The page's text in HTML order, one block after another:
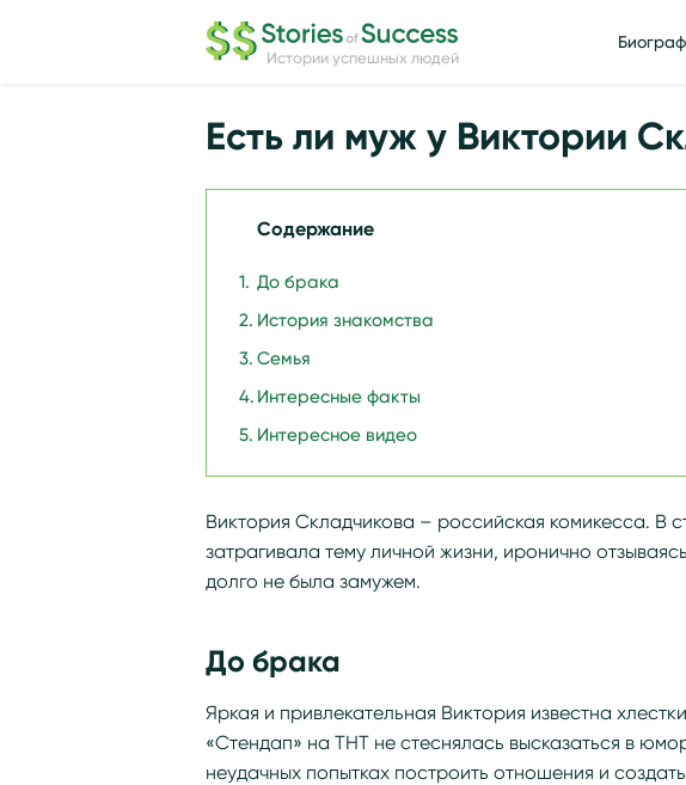
Истории успешных людей
Есть ли муж у Виктории
Содержание
До брака
История знакомства
Семья
Интересные факты
Интересное видео
Виктория Складчикова – российская комикесса. В
затрагивала тему личной жизни, иронично
долго не была замужем.
До брака
Яркая и привлекательная Виктория известна
«Стендап» на ТНТ не стеснялась высказаться в
неудачных попытках построить отношения и